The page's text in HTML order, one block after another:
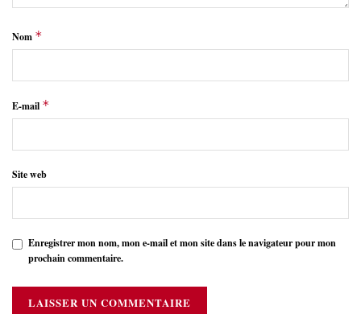
Nom *
E-mail *
Site web
Enregistrer mon nom, mon e-mail et mon site dans le navigateur pour mon
prochain commentaire.